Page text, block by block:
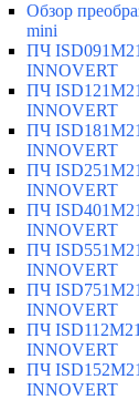
Обзор
mini
ПЧ
INNOVERT
ПЧ
INNOVERT
ПЧ
INNOVERT
ПЧ
INNOVERT
ПЧ
INNOVERT
ПЧ
INNOVERT
ПЧ
INNOVERT
ПЧ
INNOVERT
ПЧ
INNOVERT